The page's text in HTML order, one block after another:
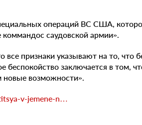
операций ВС США,
коммандос саудовской армии».
все признаки указывают на то, что
беспокойство заключается в том,
новые возможности».
v-jemene-n…